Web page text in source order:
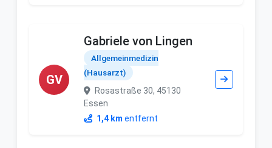
GV
Gabriele von Lingen
Allgemeinmedizin
(Hausarzt)
Rosastraße 30, 45130
Essen
1,4 km entfernt